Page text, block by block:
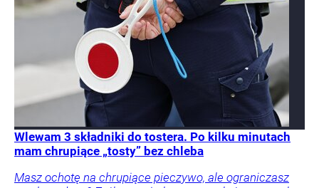
Wlewam 3 składniki do tostera. Po kilku minutach
mam chrupiące „tosty” bez chleba
Masz ochotę na chrupiące pieczywo, ale ograniczasz